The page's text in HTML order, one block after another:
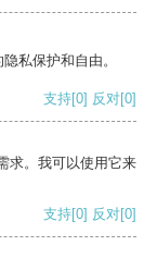
私保护和自由。
支持[0] 反对[0]
求。我可以使用它来
支持[0] 反对[0]